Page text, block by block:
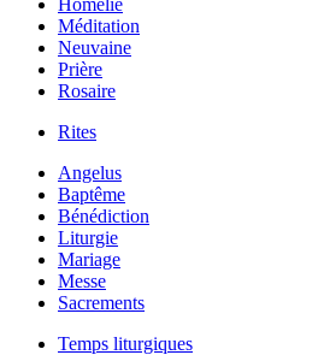
Homélie
Méditation
Neuvaine
Prière
Rosaire
Rites
Angelus
Baptême
Bénédiction
Liturgie
Mariage
Messe
Sacrements
Temps liturgiques